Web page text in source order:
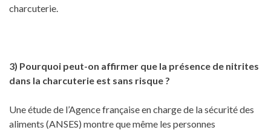
charcuterie.
3) Pourquoi peut-on affirmer que la présence de nitrites
dans la charcuterie est sans risque ?
Une étude de l’Agence française en charge de la sécurité des
aliments (ANSES) montre que même les personnes